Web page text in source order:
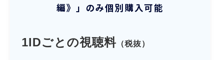
編》 」のみ個別購入可能
1IDごとの視聴料 （税抜）